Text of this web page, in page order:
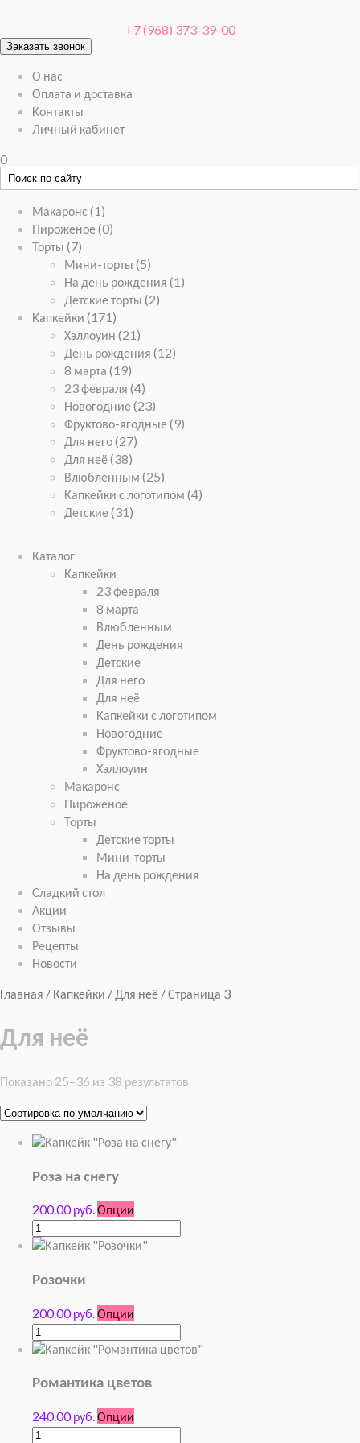
+7 (968) 373-39-00
Заказать звонок
О нас
Оплата и доставка
Контакты
Личный кабинет
0
Макаронс(1)
Пироженое(0)
Торты (7)
Мини-торты (5)
На день рождения (1)
Детские торты (2)
Капкейки (171)
Хэллоуин (21)
День рождения (12)
8 марта (19)
23 февраля (4)
Новогодние(23)
Фруктово-ягодные(9)
Для него(27)
Для неё(38)
Влюбленным (25)
Капкейки с логотипом (4)
Детские(31)
Каталог
Капкейки
23 февраля
8 марта
Влюбленным
День рождения
Детские
Для него
Для неё
Капкейки с логотипом
Новогодние
Фруктово-ягодные
Хэллоуин
Макаронс
Пироженое
Торты
Детские торты
Мини-торты
На день рождения
Сладкий стол
Акции
Отзывы
Рецепты
Новости
Главная / Капкейки / Для неё / Страница 3
Для неё
Показано 25–36 из 38 результатов
Роза на снегу
200.00 руб.Опции
Розочки
200.00 руб. Опции
Романтика цветов
240.00 руб.Опции